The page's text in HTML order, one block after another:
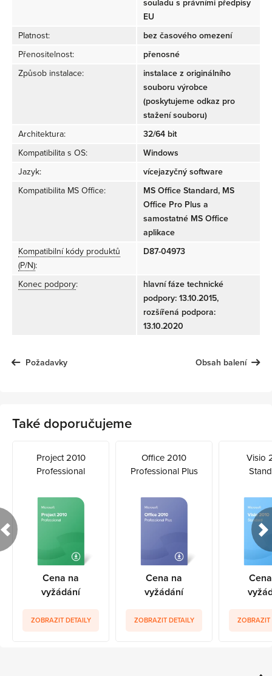
souladu s právními předpisy
EU
Platnost:
bez časového omezení
Přenositelnost:
přenosné
Způsob instalace:
instalace z originálního
souboru výrobce
(poskytujeme odkaz pro
stažení souboru)
Architektura:
32/64 bit
Kompatibilita s OS:
Windows
Jazyk:
vícejazyčný software
Kompatibilita MS Office:
MS Office Standard, MS
Office Pro Plus a
samostatné MS Office
aplikace
Kompatibilní kódy produktů
(P/N):
D87-04973
Konec podpory:
hlavní fáze technické
podpory: 13.10.2015,
rozšířená podpora:
13.10.2020
Požadavky Obsah balení
Také doporučujeme
Project 2010
Professional
Cena na
vyžádání
ZOBRAZIT DETAILY
Office 2010
Professional Plus
Cena na
vyžádání
ZOBRAZIT DETAILY
Visio
ZOBRAZIT